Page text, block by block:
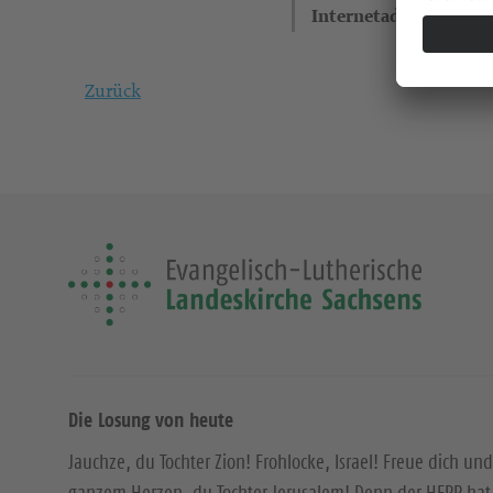
Internetadresse
Zurück
Die Losung von heute
Jauchze, du Tochter Zion! Frohlocke, Israel! Freue dich